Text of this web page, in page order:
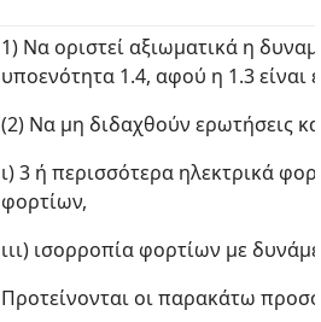
1) Να οριστεί αξιωματικά η
υποενότητα 1.4, αφού η 1.3 είναι
(2) Να μη διδαχθούν ερωτήσεις
ι) 3 ή περισσότερα ηλεκτρικά
φορτίων,
ιιι) ισορροπία φορτίων με
Προτείνονται οι παρακάτω